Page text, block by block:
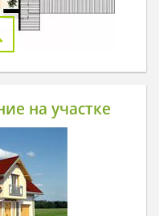
на участке